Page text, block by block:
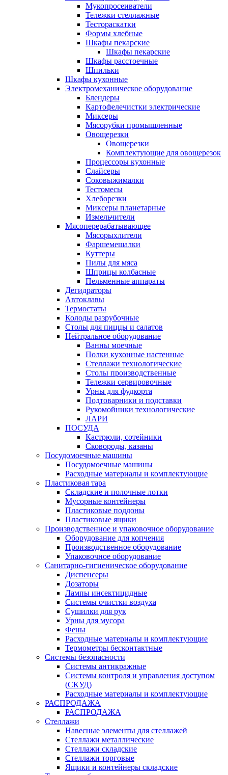
Мукопросеиватели
Тележки стеллажные
Тестораскатки
Формы хлебные
Шкафы пекарские
Шкафы пекарские
Шкафы расстоечные
Шпильки
Шкафы кухонные
Электромеханическое оборудование
Блендеры
Картофелечистки электрические
Миксеры
Мясорубки промышленные
Овощерезки
Овощерезки
Комплектующие для овощерезок
Процессоры кухонные
Слайсеры
Соковыжималки
Тестомесы
Хлеборезки
Миксеры планетарные
Измельчители
Мясоперерабатывающее
Мясорыхлители
Фаршемешалки
Куттеры
Пилы для мяса
Шприцы колбасные
Пельменные аппараты
Дегидраторы
Автоклавы
Термостаты
Колоды разрубочные
Столы для пиццы и салатов
Нейтральное оборудование
Ванны моечные
Полки кухонные настенные
Стеллажи технологические
Столы производственные
Тележки сервировочные
Урны для фудкорта
Подтоварники и подставки
Рукомойники технологические
ЛАРИ
ПОСУДА
Кастрюли, сотейники
Сковороды, казаны
Посудомоечные машины
Посудомоечные машины
Расходные материалы и комплектующие
Пластиковая тара
Складские и полочные лотки
Мусорные контейнеры
Пластиковые поддоны
Пластиковые ящики
Производственное и упаковочное оборудование
Оборудование для копчения
Производственное оборудование
Упаковочное оборудование
Санитарно-гигиеническое оборудование
Диспенсеры
Дозаторы
Лампы инсектицидные
Системы очистки воздуха
Сушилки для рук
Урны для мусора
Фены
Расходные материалы и комплектующие
Термометры бесконтактные
Системы безопасности
Системы антикражные
Системы контроля и управления доступом
(СКУД)
Расходные материалы и комплектующие
РАСПРОДАЖА
РАСПРОДАЖА
Стеллажи
Навесные элементы для стеллажей
Стеллажи металлические
Стеллажи складские
Стеллажи торговые
Ящики и контейнеры складские